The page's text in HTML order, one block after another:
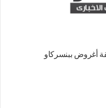
أغروض ببنسركاو